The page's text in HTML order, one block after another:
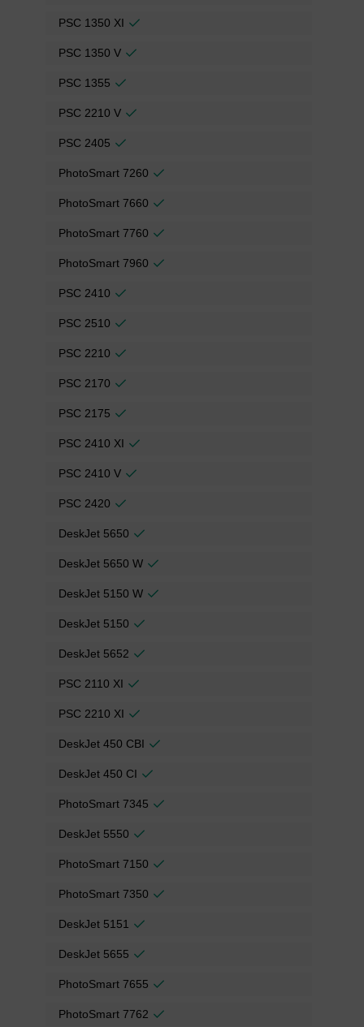
PSC 1350 XI
PSC 1350 V
PSC 1355
PSC 2210 V
PSC 2405
PhotoSmart 7260
PhotoSmart 7660
PhotoSmart 7760
PhotoSmart 7960
PSC 2410
PSC 2510
PSC 2210
PSC 2170
PSC 2175
PSC 2410 XI
PSC 2410 V
PSC 2420
DeskJet 5650
DeskJet 5650 W
DeskJet 5150 W
DeskJet 5150
DeskJet 5652
PSC 2110 XI
PSC 2210 XI
DeskJet 450 CBI
DeskJet 450 CI
PhotoSmart 7345
DeskJet 5550
PhotoSmart 7150
PhotoSmart 7350
DeskJet 5151
DeskJet 5655
PhotoSmart 7655
PhotoSmart 7762